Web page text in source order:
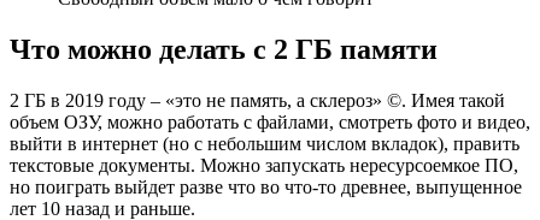
Что можно делать с 2 ГБ памяти
2 ГБ в 2019 году – «это не память, а склероз» ©. Имея такой
объем ОЗУ, можно работать с файлами, смотреть фото и видео,
выйти в интернет (но с небольшим числом вкладок), править
текстовые документы. Можно запускать нересурсоемкое ПО,
но поиграть выйдет разве что во что-то древнее, выпущенное
лет 10 назад и раньше.